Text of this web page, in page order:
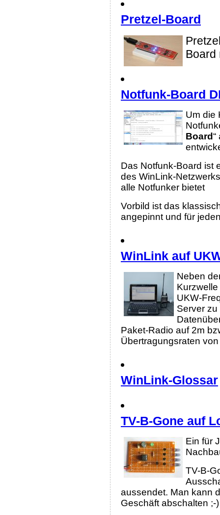
Pretzel-Board
Board
Notfunk-Board
Um die
Board
Das Notfunk-Board ist
des WinLink-
alle Notfunker bietet
Vorbild ist das
angepinnt und für
WinLink auf
Neben
UKW-
Server
Paket-Radio auf 2m
Übertragungsraten
WinLink-Glossar
TV-B-Gone auf
Ein für
TV-B-
aussendet. Man kann
Geschäft abschalten ;-)